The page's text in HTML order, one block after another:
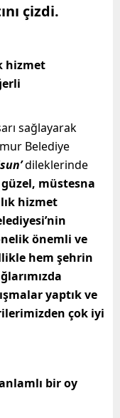
çizdi.
hizmet
sağlayarak
Belediye
dileklerinde
müstesna
hizmet
önemli ve
hem şehrin
yaptık ve
çok iyi
bir oy